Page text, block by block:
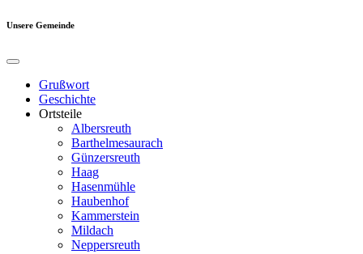
Unsere Gemeinde
Grußwort
Geschichte
Ortsteile
Albersreuth
Barthelmesaurach
Günzersreuth
Haag
Hasenmühle
Haubenhof
Kammerstein
Mildach
Neppersreuth